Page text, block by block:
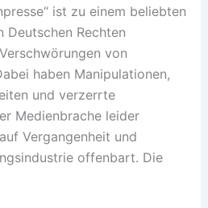
ist zu einem beliebten
Deutschen Rechten
von
haben Manipulationen,
und verzerrte
Medienbrache leider
Vergangenheit und
offenbart. Die